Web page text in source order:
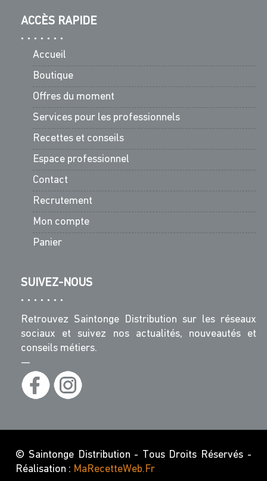
ACCÈS RAPIDE
Accueil
Boutique
Offres du moment
Services pour les professionnels
Recettes et conseils
Espace professionnel
Contact
Recrutement
Mon compte
Panier
SUIVEZ-NOUS
Retrouvez Saintonge Distribution sur les réseaux
sociaux et suivez nos actualités, nouveautés et
conseils métiers.
—
© Saintonge Distribution - Tous Droits Réservés -
Réalisation : MaRecetteWeb.fr